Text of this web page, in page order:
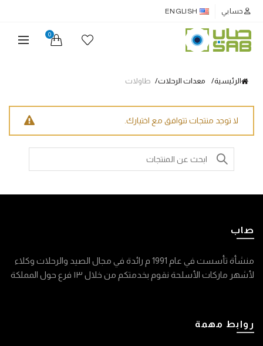
حسابي ENGLISH
0
الرئيسية معدات الرحلات طاولات
لا توجد منتجات تتوافق مع اختيارك.
Search
for:
صاب
منشأة تأسست في عام 1991 م رائدة في مجال الصيد والرحلات وكلاء
لأشهر ماركات الأسلحة نقوم بخدمتكم من خلال ١٣ فرع حول المملكة
روابط مهمة